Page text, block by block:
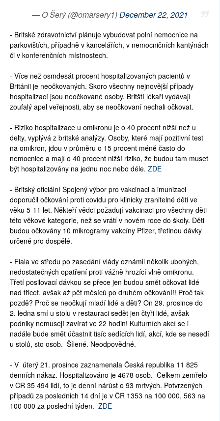
— O Šerý (@omarsery1)December 22, 2021
- Britské zdravotnictví plánuje vybudovat polní nemocnice na
parkovištích, případně v kancelářích, v nemocničních kantýnách
či v konferenčních místnostech.
- Více než osmdesát procent hospitalizovaných pacientů v
Británii je neočkovaných. Skoro všechny nejnovější případy
hospitalizací jsou neočkované osoby. Britští lékaři vydávají
zoufalý apel veřejnosti, aby se neočkovaní nechali očkovat.
- Riziko hospitalizace u omikronu je o 40 procent nižší než u
delty, vyplývá z britské analýzy. Osoby, které mají pozitivní test
na omikron, jdou v průměru o 15 procent méně často do
nemocnice a mají o 40 procent nižší riziko, že budou tam muset
být hospitalizovány na jednu noc nebo déle. ZDE
- Britský oficiální Spojený výbor pro vakcinaci a imunizaci
doporučil očkování proti covidu pro klinicky zranitelné děti ve
věku 5-11 let. Někteří vědci požadují vakcinaci pro všechny děti
této věkové kategorie, než se vrátí v novém roce do školy. Děti
budou očkovány 10 mikrogramy vakcíny Pfizer, třetinou dávky
určené pro dospělé.
- Fiala ve středu po zasedání vlády oznámil několik ubohých,
nedostatečných opatření proti vážně hrozící vlně omikronu.
Třetí posilovací dávkou se přece jen budou smět očkovat lidé
nad třicet, avšak až pět měsíců po druhém očkování!! Proč tak
pozdě? Proč se neočkují mladí lidé a děti? On 29. prosince do
2. ledna smí u stolu v restauraci sedět jen čtyři lidé, avšak
podniky nemusejí zavírat ve 22 hodin! Kulturních akcí se i
nadále bude smět účastnit tisíc sedících lidí, akcí, kde se nesedí
u stolů, sto osob. Šílené. Neodpovědné.
- V úterý 21. prosince zaznamenala Česká republika 11 825
denních nákaz. Hospitalizováno je 4678 osob. Celkem zemřelo
v ČR 35 494 lidí, to je denní nárůst o 93 mrtvých. Potvrzených
případů za poslednich 14 dní je v ČR 1353 na 100 000, 563 na
100 000 za poslední týden. ZDE